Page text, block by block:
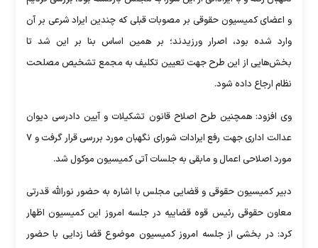
و اعضای کمیسیون حقوقی بر مصوبات قبلی که چندین ایراد شرعی بر آن
وارد شده بود، اصرار ورزیدند؛ بر همین اساس بنا بر این شد تا
بخش‌هایی از این طرح جهت تعیین تکلیف به مجمع تشخیص مصلحت
نظام ارجاع داده شود.
وی افزود: همچنین طرح اصلاح قانون تشکیلات و آیین دادرسی دیوان
عدالت اداری جهت رفع ایرادات شورای نگهبان مورد بررسی قرار گرفت و ۷
مورد اصلاحی اعمال و مابقی به جلسات آتی کمیسیون موکول شد.
دبیر کمیسیون حقوقی و قضایی مجلس با اشاره به حضور نورالله قدرتی
معاون حقوقی رئیس قوه قضاییه در جلسه امروز این کمیسیون اظهار
کرد: در بخشی از جلسه امروز کمیسیون موضوع قضا زدایی با حضور